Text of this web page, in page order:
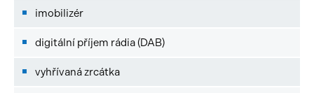
imobilizér
digitální příjem rádia (DAB)
vyhřívaná zrcátka